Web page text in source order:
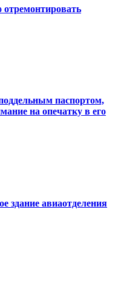
паспортом,
на опечатку в его
здание авиаотделения